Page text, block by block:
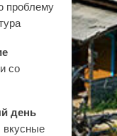
проблему
со
день
вкусные